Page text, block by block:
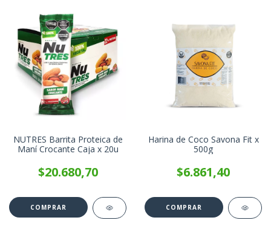
NUTRES Barrita Proteica de
Maní Crocante Caja x 20u
$20.680,70
Harina de Coco Savona Fit x
500g
$6.861,40